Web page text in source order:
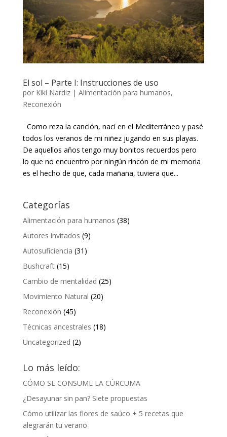
El sol – Parte I: Instrucciones de uso
por Kiki Nardiz| Alimentación para humanos,
Reconexión
Como reza la canción, nací en el Mediterráneo y pasé
todos los veranos de mi niñez jugando en sus playas.
De aquellos años tengo muy bonitos recuerdos pero
lo que no encuentro por ningún rincón de mi memoria
es el hecho de que, cada mañana, tuviera que...
Categorías
Alimentación para humanos (38)
Autores invitados (9)
Autosuficiencia (31)
Bushcraft(15)
Cambio de mentalidad (25)
Movimiento Natural (20)
Reconexión (45)
Técnicas ancestrales (18)
Uncategorized (2)
Lo más leído:
CÓMO SE CONSUME LA CÚRCUMA
¿Desayunar sin pan? Siete propuestas
Cómo utilizar las flores de saúco + 5 recetas que
alegrarán tu verano